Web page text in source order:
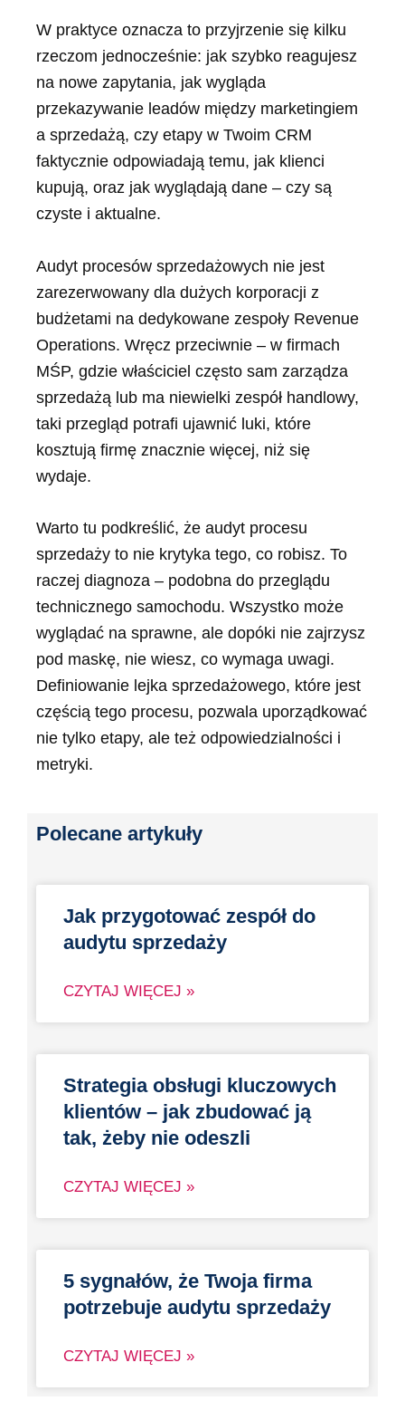
W praktyce oznacza to przyjrzenie się kilku
rzeczom jednocześnie: jak szybko reagujesz
na nowe zapytania, jak wygląda
przekazywanie leadów między marketingiem
a sprzedażą, czy etapy w Twoim CRM
faktycznie odpowiadają temu, jak klienci
kupują, oraz jak wyglądają dane – czy są
czyste i aktualne.
Audyt procesów sprzedażowych nie jest
zarezerwowany dla dużych korporacji z
budżetami na dedykowane zespoły Revenue
Operations. Wręcz przeciwnie – w firmach
MŚP, gdzie właściciel często sam zarządza
sprzedażą lub ma niewielki zespół handlowy,
taki przegląd potrafi ujawnić luki, które
kosztują firmę znacznie więcej, niż się
wydaje.
Warto tu podkreślić, że audyt procesu
sprzedaży to nie krytyka tego, co robisz. To
raczej diagnoza – podobna do przeglądu
technicznego samochodu. Wszystko może
wyglądać na sprawne, ale dopóki nie zajrzysz
pod maskę, nie wiesz, co wymaga uwagi.
Definiowanie lejka sprzedażowego, które jest
częścią tego procesu, pozwala uporządkować
nie tylko etapy, ale też odpowiedzialności i
metryki.
Polecane artykuły
Jak przygotować zespół do
audytu sprzedaży
CZYTAJ WIĘCEJ »
Strategia obsługi kluczowych
klientów – jak zbudować ją
tak, żeby nie odeszli
CZYTAJ WIĘCEJ »
5 sygnałów, że Twoja firma
potrzebuje audytu sprzedaży
CZYTAJ WIĘCEJ »